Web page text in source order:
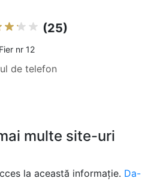
(25)
nr 12
de telefon
multe site-uri
la această informație. Da-